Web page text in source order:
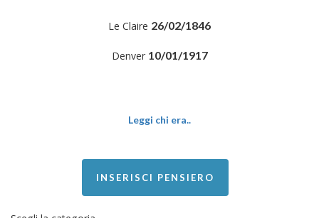
Le Claire 26/02/1846
Denver 10/01/1917
Leggi chi era..
INSERISCI PENSIERO